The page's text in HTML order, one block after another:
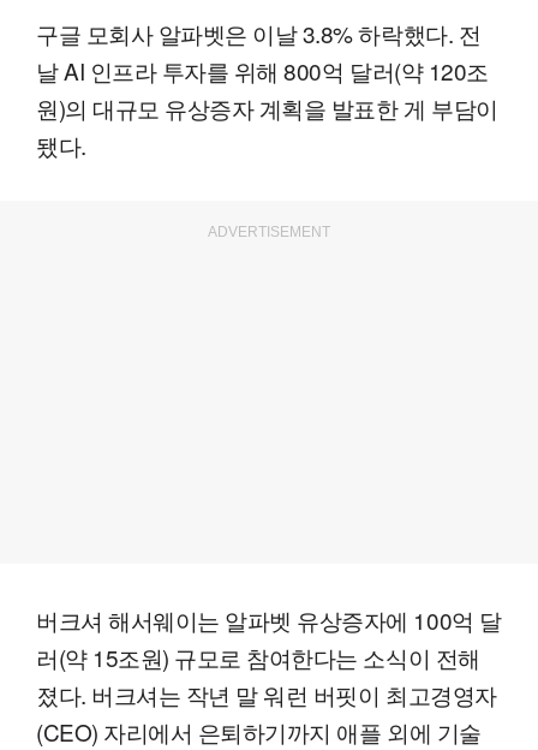
구글 모회사 알파벳은 이날 3.8% 하락했다. 전
날 AI 인프라 투자를 위해 800억 달러(약 120조
원)의 대규모 유상증자 계획을 발표한 게 부담이
됐다.
ADVERTISEMENT
버크셔 해서웨이는 알파벳 유상증자에 100억 달
러(약 15조원) 규모로 참여한다는 소식이 전해
졌다. 버크셔는 작년 말 워런 버핏이 최고경영자
(CEO) 자리에서 은퇴하기까지 애플 외에 기술